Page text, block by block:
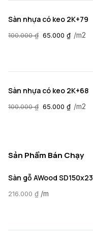
Sàn nhựa có keo 2K+79
100.000₫ 65.000 ₫ /m2
Sàn nhựa có keo 2K+68
100.000₫ 65.000 ₫ /m2
Sản Phẩm Bán Chạy
Sàn gỗ AWood
216.000 ₫ /m